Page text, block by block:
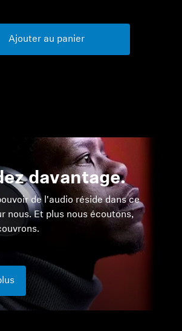
Ajouter au panier
davantage.
de l'audio réside dans ce
nous. Et plus nous écoutons,
à votre compte pour ajouter